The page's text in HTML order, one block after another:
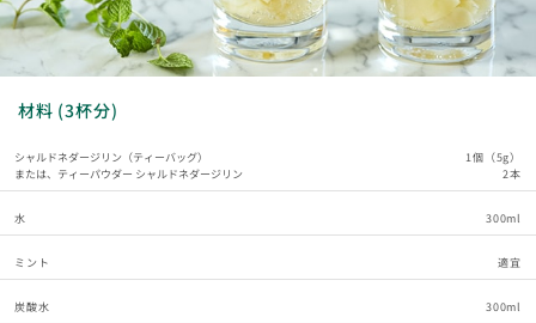
材料 (3杯分)
シャルドネダージリン（ティーバッグ）
または、ティーパウダー シャルドネダージリン
1個（5g）
2本
水 300ml
ミント 適宜
炭酸水 300ml